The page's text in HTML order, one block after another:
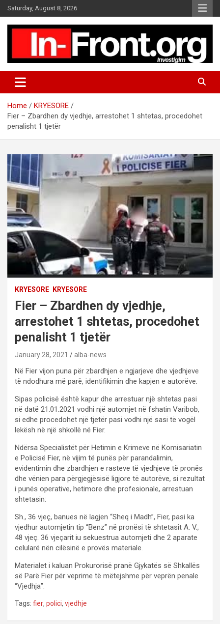
k
Saturday, August 8, 2026
Home
KRYESORE
Fier – Zbardhen dy vjedhje, arrestohet 1 shtetas, procedohet
penalisht 1 tjetër
KRYESORE KRYESORE
Fier – Zbardhen dy vjedhje,
arrestohet 1 shtetas, procedohet
penalisht 1 tjetër
January 28, 2021 alba-news
Në Fier vijon puna për zbardhjen e ngjarjeve dhe vjedhjeve
të ndodhura më parë, identifikimin dhe kapjen e autorëve.
Sipas policisë është kapur dhe arrestuar një shtetas pasi
në datë 21.01.2021 vodhi një automjet në fshatin Varibob,
si edhe procedohet një tjetër pasi vodhi një sasi të vogël
lekësh në një shkollë në Fier.
Ndërsa Specialistët për Hetimin e Krimeve në Komisariatin
e Policisë Fier, në vijim të punës për parandalimin,
evidentimin dhe zbardhjen e rasteve të vjedhjeve të pronës
dhe vënien para përgjegjësisë ligjore të autorëve, si rezultat
i punës operative, hetimore dhe profesionale, arrestuan
shtetasin:
Sh., 36 vjeç, banues në lagjen “Sheq i Madh”, Fier, pasi ka
vjedhur automjetin tip “Benz” në pronësi të shtetasit A. V.,
48 vjeç. 36 vjeçarit iu sekuestrua automjeti dhe 2 aparate
celularë nën cilësinë e provës materiale.
Materialet i kaluan Prokurorisë pranë Gjykatës së Shkallës
së Parë Fier për veprime të mëtejshme për veprën penale
“Vjedhja”.
Tags: fier, polici, vjedhje